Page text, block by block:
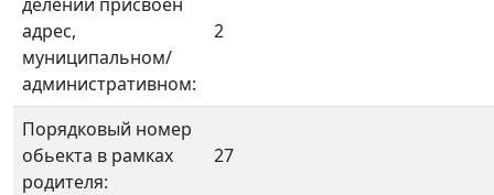
адрес,
муниципальном/
административном:
2
Порядковый номер
обьекта в рамках
родителя:
27